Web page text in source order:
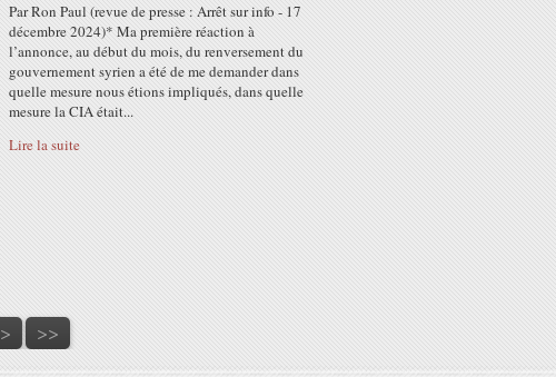
Par Ron Paul (revue de presse : Arrêt sur info - 17
décembre 2024)* Ma première réaction à
l’annonce, au début du mois, du renversement du
gouvernement syrien a été de me demander dans
quelle mesure nous étions impliqués, dans quelle
mesure la CIA était...
Lire la suite
20
30
40
50
60
> >>